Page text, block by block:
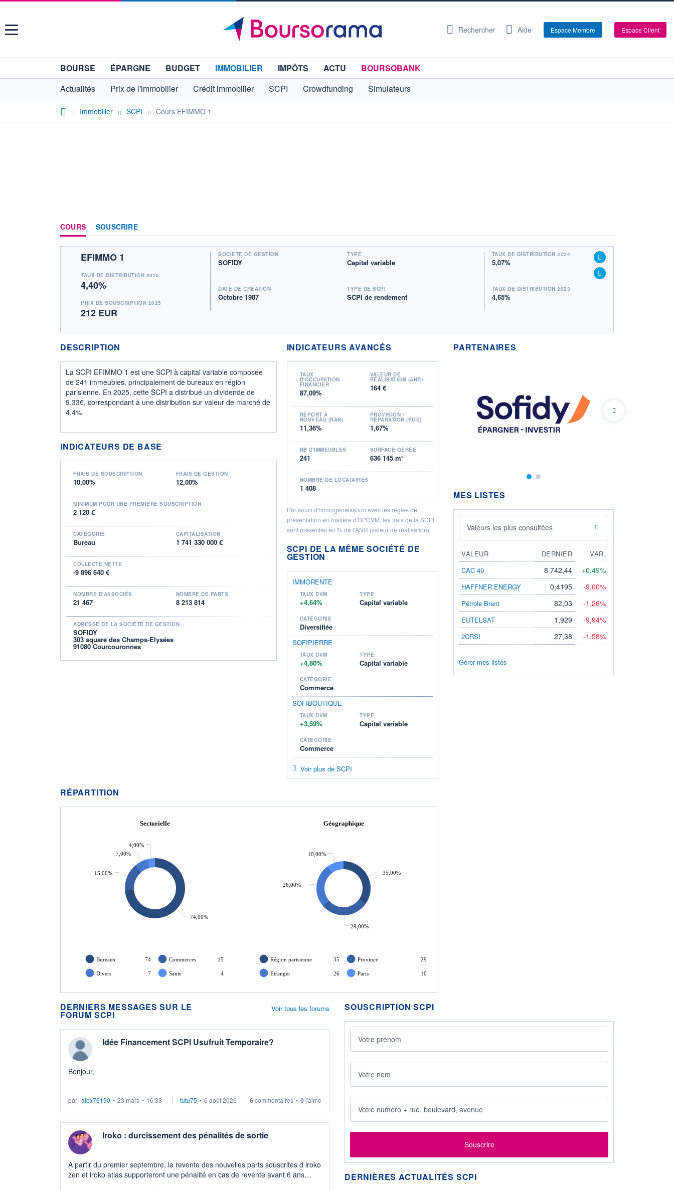
Menu Rechercher Aide Espace Membre Espace Client
BOURSE ÉPARGNE BUDGET IMMOBILIER IMPÔTS ACTU
BOURSOBANK
Actualités
Prix de l'immobilier Crédit immobilier SCPI Crowdfunding Simulateurs
Immobilier SCPI Cours EFIMMO 1
COURS SOUSCRIRE
EFIMMO 1
TAUX DE DISTRIBUTION 2025
4,40%
PRIX DE SOUSCRIPTION 2025
212 EUR
SOCIÉTÉ DE GESTION
SOFIDY
TYPE
Capital variable
DATE DE CRÉATION
Octobre 1987
TYPE DE SCPI
SCPI de rendement
TAUX DE DISTRIBUTION 2024
5,07%
TAUX DE DISTRIBUTION 2023
4,65%
DESCRIPTION
La SCPI EFIMMO 1 est une SCPI à capital variable composée
de 241 immeubles, principalement de bureaux en région
parisienne. En 2025, cette SCPI a distribué un dividende de
9.33€, correspondant à une distribution sur valeur de marché de
4.4%
INDICATEURS DE BASE
FRAIS DE SOUSCRIPTION
10,00%
FRAIS DE GESTION
12,00%
MINIMUM POUR UNE PREMIÈRE SOUSCRIPTION
2 120 €
CATÉGORIE
Bureau
CAPITALISATION
1 741 330 000 €
COLLECTE NETTE
-9 896 640 €
NOMBRE D'ASSOCIÉS
21 467
NOMBRE DE PARTS
8 213 814
ADRESSE DE LA SOCIÉTÉ DE GESTION
SOFIDY
303 square des Champs-Elysées
91080 Courcouronnes
INDICATEURS AVANCÉS
TAUX
D'OCCUPATION
FINANCIER
87,09%
VALEUR DE
RÉALISATION (ANR)
164 €
REPORT À
NOUVEAU (RAN)
11,36%
PROVISION /
RÉPARATION (PGE)
1,67%
NB D'IMMEUBLES
241
SURFACE GÉRÉE
636 145 m²
NOMBRE DE LOCATAIRES
1 408
Par souci d'homogénéisation avec les règles de
présentation en matière d'OPCVM, les frais de la SCPI
sont présentés en % de l'ANR (valeur de réalisation).
SCPI DE LA MÊME SOCIÉTÉ DE
GESTION
IMMORENTE
TAUX DVM
+4,64%
TYPE
Capital variable
CATÉGORIE
Diversifiée
SOFIPIERRE
TAUX DVM
+4,80%
TYPE
Capital variable
CATÉGORIE
Commerce
SOFIBOUTIQUE
TAUX DVM
+3,59%
TYPE
Capital variable
CATÉGORIE
Commerce
Voir plus de SCPI
RÉPARTITION
74,00%
15,00%
7,00%
4,00%
Sectorielle
Bureaux 74 Commerces 15
Divers 7 Sante 4
35,00%
29,00%
26,00%
10,00%
Géographique
Région parisienne 35 Province 29
Etranger 26 Paris 10
PARTENAIRES
MES LISTES
Valeurs les plus consultées
VALEUR DERNIER
VAR.
CAC 40
8 742,44 +0,49%
HAFFNER ENERGY 0,4195 -9,00%
Pétrole Brent 82,03 -1,26%
EUTELSAT 1,929 -9,94%
2CRSI 27,38 -1,58%
Gérer mes listes
DERNIERS MESSAGES SUR LE
FORUM SCPI
Idée Financement SCPI Usufruit Temporaire?
Bonjour,
faire financer par un emprunt bancaire (je ne comprends vraiment pas la
raison) des parts de SCPI en dém ...
par alex76190 • 23 mars • 16:33 tutu75 • 6 août 2026 6commentaires • 0j'aime
Iroko : durcissement des pénalités de sortie
A partir du premier septembre, la revente des nouvelles parts souscrites d iroko
zen et iroko atlas supporteront une pénalité en cas de revente avant 6 ans
Voir tous les forums SOUSCRIPTION SCPI
Souscrire
DERNIÈRES ACTUALITÉS SCPI